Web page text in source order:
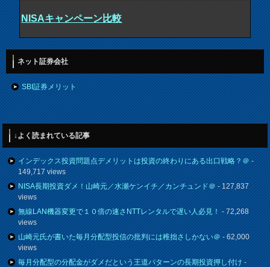
NISAキャンペーン比較
ネット証券会社
SBI証券メリット
↓よく読まれている記事
インデックス投資問題点デメリットは投資の終わりにある出口戦略？＠-
149,717 views
NISA長期投資ダメ！山崎元／水瀬ケンイチ／カンチュンド＠- 127,837
views
無線LAN機器変更で１０倍の速さNTTレンタルで遅い人必見！- 72,268
views
山崎元氏が書いた毎月分配型投信の批判には稚拙さしかない＠- 62,000
views
毎月分配型の分配金がダメだという王道パターンの長期投資押し付け-